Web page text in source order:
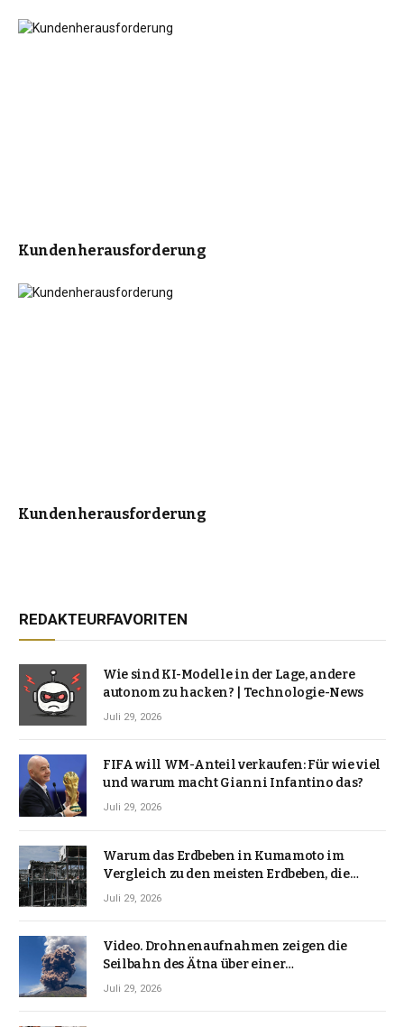
Kundenherausforderung
Kundenherausforderung
REDAKTEURFAVORITEN
Wie sind KI-Modelle in der Lage, andere
autonom zu hacken? | Technologie-News
Juli 29, 2026
FIFA will WM-Anteil verkaufen: Für wie viel
und warum macht Gianni Infantino das?
Juli 29, 2026
Warum das Erdbeben in Kumamoto im
Vergleich zu den meisten Erdbeben, die
Japan erschütterten, ungewöhnlich ist
Juli 29, 2026
Video. Drohnenaufnahmen zeigen die
Seilbahn des Ätna über einer
Vulkanlandschaft
Juli 29, 2026